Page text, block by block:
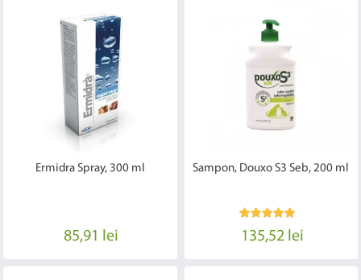
Ermidra Spray, 300 ml
85,91 lei
Sampon, Douxo S3 Seb, 200 ml
135,52 lei